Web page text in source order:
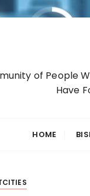
of People
Have
HOME